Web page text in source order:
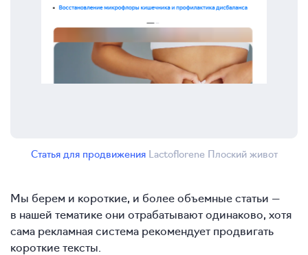
Статья для продвиженияLactoflorene Плоский живот
Мы берем и короткие, и более объемные статьи —
в нашей тематике они отрабатывают одинаково, хотя
сама рекламная система рекомендует продвигать
короткие тексты.